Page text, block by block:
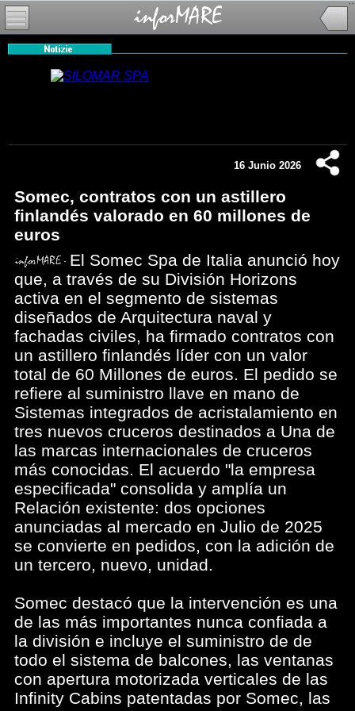
16 Junio 2026
Somec, contratos con un astillero
finlandés valorado en 60 millones de
euros
El Somec Spa de Italia anunció hoy
que, a través de su División Horizons
activa en el segmento de sistemas
diseñados de Arquitectura naval y
fachadas civiles, ha firmado contratos con
un astillero finlandés líder con un valor
total de 60 Millones de euros. El pedido se
refiere al suministro llave en mano de
Sistemas integrados de acristalamiento en
tres nuevos cruceros destinados a Una de
las marcas internacionales de cruceros
más conocidas. El acuerdo "la empresa
especificada" consolida y amplía un
Relación existente: dos opciones
anunciadas al mercado en Julio de 2025
se convierte en pedidos, con la adición de
un tercero, nuevo, unidad.
Somec destacó que la intervención es una
de las más importantes nunca confiada a
la división e incluye el suministro de de
todo el sistema de balcones, las ventanas
con apertura motorizada verticales de las
Infinity Cabins patentadas por Somec, las